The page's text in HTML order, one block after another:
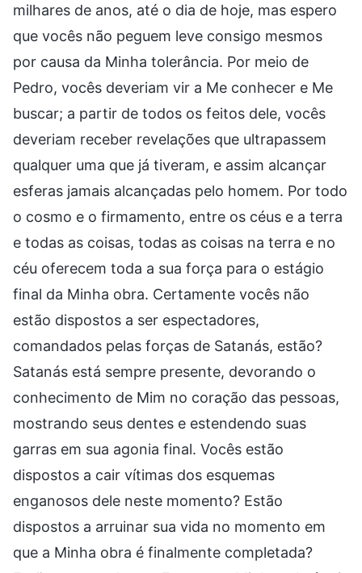
milhares de anos, até o dia de hoje, mas espero
que vocês não peguem leve consigo mesmos
por causa da Minha tolerância. Por meio de
Pedro, vocês deveriam vir a Me conhecer e Me
buscar; a partir de todos os feitos dele, vocês
deveriam receber revelações que ultrapassem
qualquer uma que já tiveram, e assim alcançar
esferas jamais alcançadas pelo homem. Por todo
o cosmo e o firmamento, entre os céus e a terra
e todas as coisas, todas as coisas na terra e no
céu oferecem toda a sua força para o estágio
final da Minha obra. Certamente vocês não
estão dispostos a ser espectadores,
comandados pelas forças de Satanás, estão?
Satanás está sempre presente, devorando o
conhecimento de Mim no coração das pessoas,
mostrando seus dentes e estendendo suas
garras em sua agonia final. Vocês estão
dispostos a cair vítimas dos esquemas
enganosos dele neste momento? Estão
dispostos a arruinar sua vida no momento em
que a Minha obra é finalmente completada?